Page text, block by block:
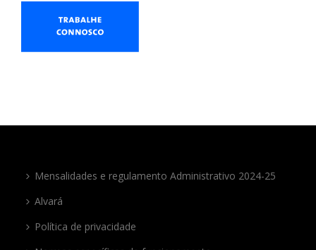
Mensalidades e regulamento Administrativo 2024-25
Alvará
Política de privacidade